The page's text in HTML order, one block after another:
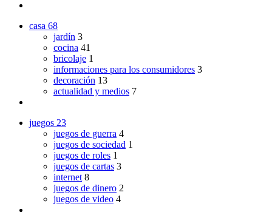
casa 68
jardín 3
cocina 41
bricolaje 1
informaciones para los consumidores 3
decoración 13
actualidad y medios 7
juegos 23
juegos de guerra 4
juegos de sociedad 1
juegos de roles 1
juegos de cartas 3
internet 8
juegos de dinero 2
juegos de video 4